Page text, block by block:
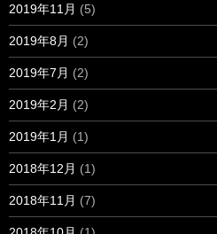
2019年11月 (5)
2019年8月 (2)
2019年7月 (2)
2019年2月 (2)
2019年1月 (1)
2018年12月 (1)
2018年11月 (7)